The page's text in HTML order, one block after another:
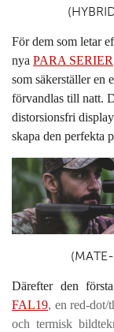
För dem som letar
nya PARA SERIER
som säkerställer en
förvandlas till natt.
distorsionsfri
skapa den perfekta
Därefter den
FAL19, en red-dot/
och termisk